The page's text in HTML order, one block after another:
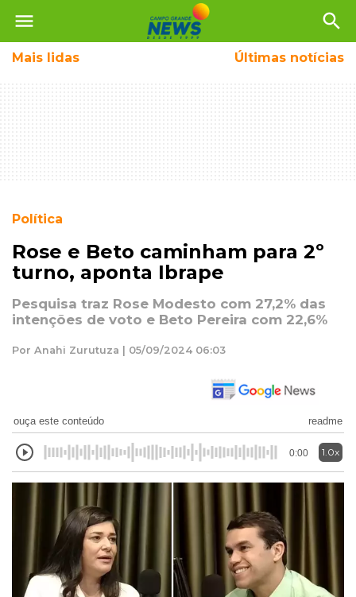
menu search
Mais lidas Últimas notícias
Política
Rose e Beto caminham para 2º
turno, aponta Ibrape
Pesquisa traz Rose Modesto com 27,2% das
intenções de voto e Beto Pereira com 22,6%
Por Anahi Zurutuza | 05/09/2024 06:03
ouça este conteúdo readme
0:00 1.0x